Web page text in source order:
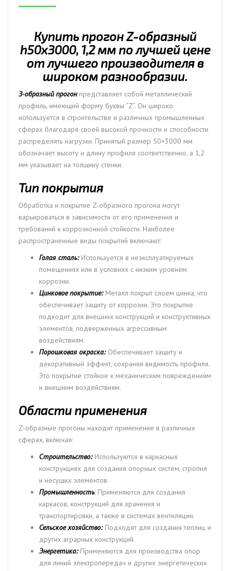
Купить прогон Z-образный
h50х3000, 1,2 мм по лучшей цене
от лучшего производителя в
широком разнообразии.
З-образный прогонпредставляет собой металлический
профиль, имеющий форму буквы “Z”. Он широко
используется в строительстве и различных промышленных
сферах благодаря своей высокой прочности и способности
распределять нагрузки. Принятый размер 50×3000 мм
обозначает высоту и длину профиля соответственно, а 1,2
мм указывает на толщину стенки.
Тип покрытия
Обработка и покрытие Z-образного прогона могут
варьироваться в зависимости от его применения и
требований к коррозионной стойкости. Наиболее
распространенные виды покрытий включают:
Голая сталь: Используется в неэксплуатируемых
помещениях или в условиях с низким уровнем
коррозии.
Цинковое покрытие:Металл покрыт слоем цинка, что
обеспечивает защиту от коррозии. Это покрытие
подходит для внешних конструкций и конструктивных
элементов, подверженных агрессивным
воздействиям.
Порошковая окраска:Обеспечивает защиту и
декоративный эффект, сохраняя видимость профиля.
Это покрытие стойкое к механическим повреждениям
и внешним воздействиям.
Области применения
Z-образные прогоны находят применение в различных
сферах, включая:
Строительство:Используются в каркасных
конструкциях для создания опорных систем, стропил
и несущих элементов.
Промышленность: Применяются для создания
каркасов, конструкций для хранения и
транспортировки, а также в системах вентиляции.
Сельское хозяйство:Подходят для создания теплиц и
других аграрных конструкций.
Энергетика: Применяются для производства опор
для линий электропередач и других энергетических